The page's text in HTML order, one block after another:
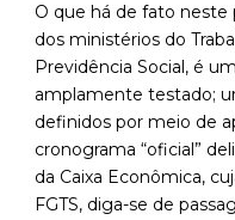
O que há de fato neste
dos ministérios do
Previdência Social, é
amplamente testado;
definidos por meio de
cronograma “oficial”
da Caixa Econômica,
FGTS, diga-se de